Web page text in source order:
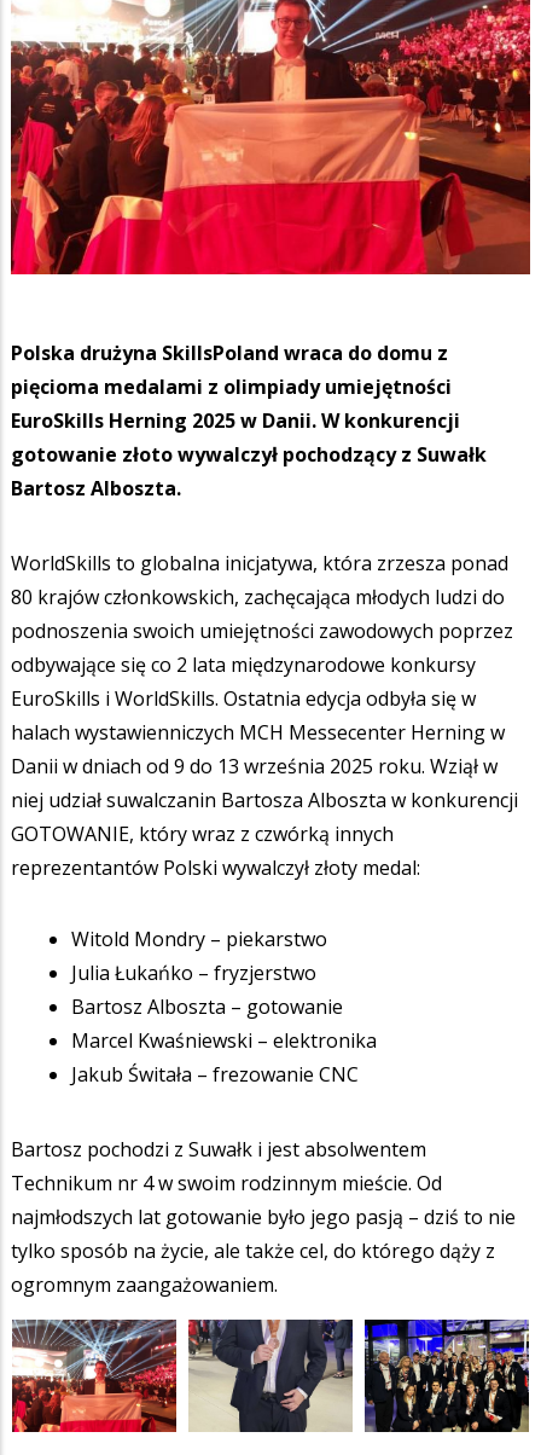
Polska drużyna SkillsPoland wraca do domu z
pięcioma medalami z olimpiady umiejętności
EuroSkills Herning 2025 w Danii. W konkurencji
gotowanie złoto wywalczył pochodzący z Suwałk
Bartosz Alboszta.
WorldSkills to globalna inicjatywa, która zrzesza ponad
80 krajów członkowskich, zachęcająca młodych ludzi do
podnoszenia swoich umiejętności zawodowych poprzez
odbywające się co 2 lata międzynarodowe konkursy
EuroSkills i WorldSkills. Ostatnia edycja odbyła się w
halach wystawienniczych MCH Messecenter Herning w
Danii w dniach od 9 do 13 września 2025 roku. Wziął w
niej udział suwalczanin Bartosza Alboszta w konkurencji
GOTOWANIE, który wraz z czwórką innych
reprezentantów Polski wywalczył złoty medal:
Witold Mondry – piekarstwo
Julia Łukańko – fryzjerstwo
Bartosz Alboszta – gotowanie
Marcel Kwaśniewski – elektronika
Jakub Świtała – frezowanie CNC
Bartosz pochodzi z Suwałk i jest absolwentem
Technikum nr 4 w swoim rodzinnym mieście. Od
najmłodszych lat gotowanie było jego pasją – dziś to nie
tylko sposób na życie, ale także cel, do którego dąży z
ogromnym zaangażowaniem.